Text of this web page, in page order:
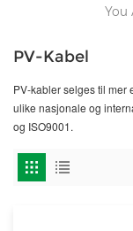
You
PV-Kabel
PV-kabler selges til mer
ulike nasjonale og
og ISO9001.